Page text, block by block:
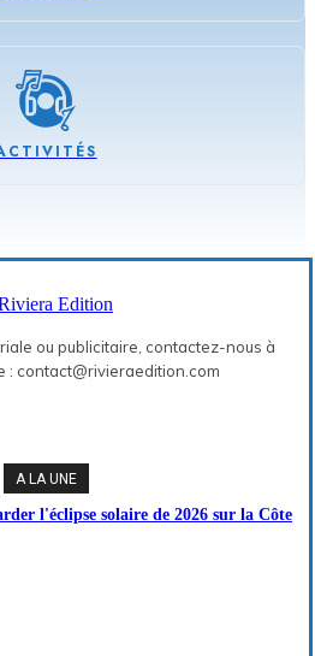
ou publicitaire, contactez-nous à
: contact@rivieraedition.com
A LA UNE
l'éclipse solaire de 2026 sur la Côte